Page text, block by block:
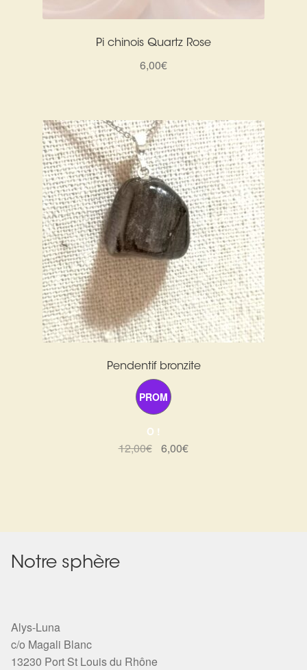
Pi chinois Quartz Rose
6,00€
Pendentif bronzite
PROM
O !
12,00€ Le
6,00€Le
Notre sphère
Alys-Luna
c/o Magali Blanc
13230 Port St Louis du Rhône